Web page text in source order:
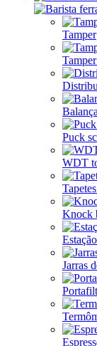
Tamper
Puck
WDT
Knock
Jarras